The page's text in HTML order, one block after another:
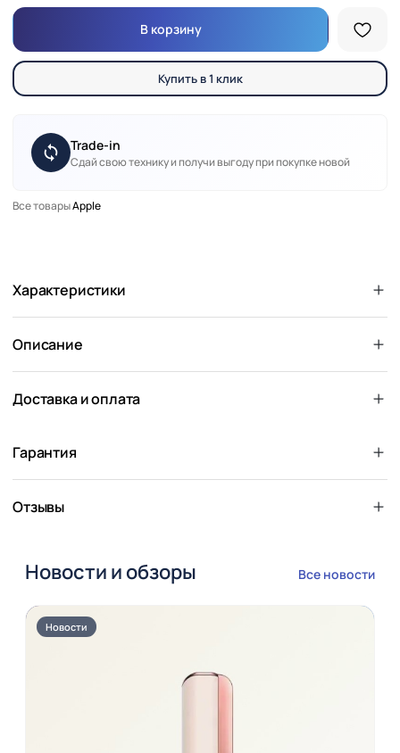
В корзину
Купить в 1 клик
Trade-in
Сдай свою технику и получи выгоду при покупке новой
Все товарыApple
Характеристики
Описание
Доставка и оплата
Гарантия
Отзывы
Новости и обзоры Все новости
Новости